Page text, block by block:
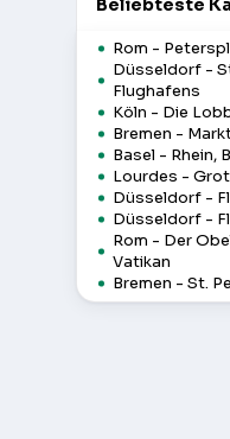
Beliebteste
Rom -
Düsseldorf -
Flughafens
Köln - Die
Bremen -
Basel - Rhein,
Lourdes -
Düsseldorf -
Düsseldorf -
Rom - Der
Vatikan
Bremen - St.